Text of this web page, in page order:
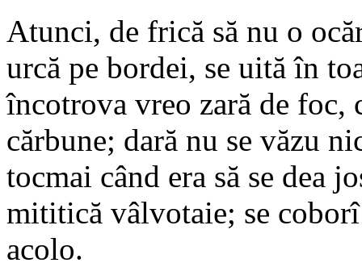
Atunci, de frică să nu o
urcă pe bordei, se uită în
încotrova vreo zară de foc,
cărbune; dară nu se văzu
tocmai când era să se dea
mititică vâlvotaie; se
acolo.